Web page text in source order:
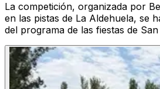
La competición, organizada por
en las pistas de La Aldehuela, se
del programa de las fiestas de